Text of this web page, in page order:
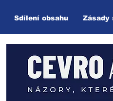
Sdílení obsahu Zásady